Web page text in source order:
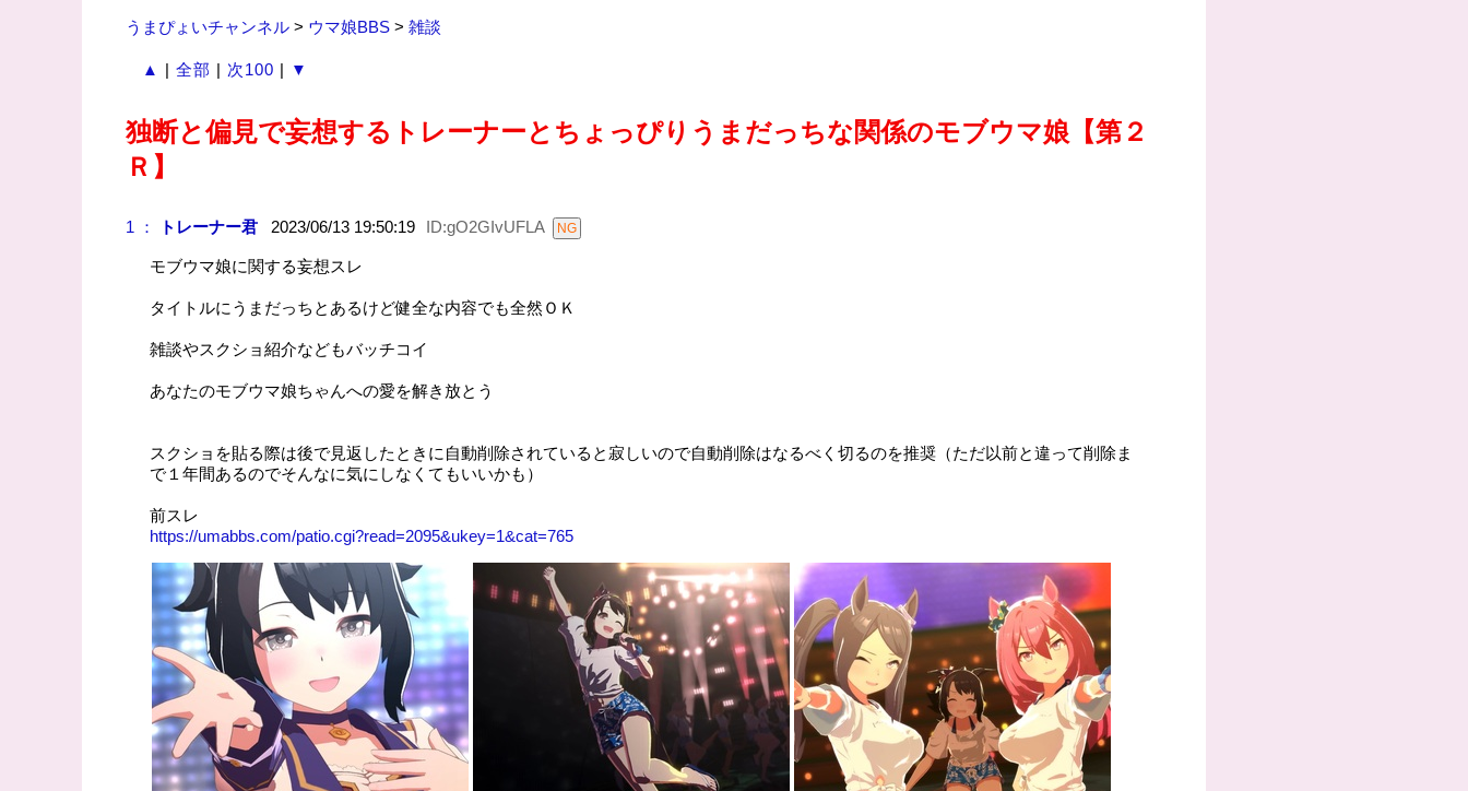
うまぴょいチャンネル> ウマ娘BBS> 雑談
▲ | 全部 | 次100 | ▼
独断と偏見で妄想するトレーナーとちょっぴりうまだっちな関係のモブウマ娘【第２
Ｒ】
1 ： トレーナー君2023/06/13 19:50:19 ID:gO2GIvUFLA
モブウマ娘に関する妄想スレ
タイトルにうまだっちとあるけど健全な内容でも全然ＯＫ
雑談やスクショ紹介などもバッチコイ
あなたのモブウマ娘ちゃんへの愛を解き放とう
スクショを貼る際は後で見返したときに自動削除されていると寂しいので自動削除はなるべく切るのを推奨（ただ以前と違って削除ま
で１年間あるのでそんなに気にしなくてもいいかも）
前スレ
https://umabbs.com/patio.cgi?read=2095&ukey=1&cat=765